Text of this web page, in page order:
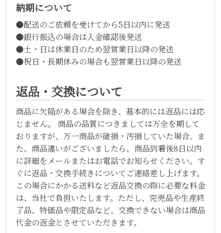
納期について
●配送のご依頼を受けてから5日以内に発送
●銀行振込の場合は入金確認後発送
●土・日は休業日のため翌営業日以降の発送
●祝日・長期休みの場合も翌営業日以降の発送
返品・交換について
商品に欠陥がある場合を除き、基本的には返品には応
じません。 商品の品質につきましては万全を期して
おりますが、万一商品が破損・汚損していた場合、ま
た、商品違いがございましたら、商品到着後8日以内
に詳細をメールまたはお電話でお知らせください。す
ぐに返品・交換手続きについてご連絡差し上げます。
この場合にかかる送料など返品交換の際に必要な料金
は、当社で負担いたします。ただし、完売品や生産終
了品、特価品や限定品など、交換できない場合は商品
代金の返金とさせていただきます。